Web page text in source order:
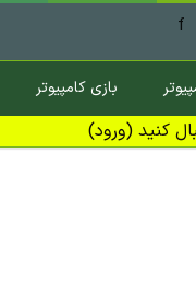
f
بازی کامپیوتر
کنید (ورود)